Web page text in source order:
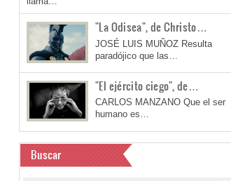
"La Odisea", de Christo…
JOSÉ LUIS MUÑOZ Resulta
paradójico que las…
"El ejército ciego", de…
CARLOS MANZANO Que el ser
humano es…
Buscar